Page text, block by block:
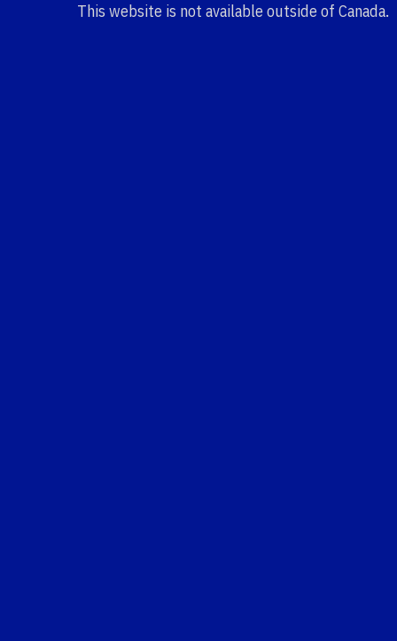
This website is not available outside of Canada.